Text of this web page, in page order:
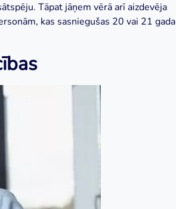
Tāpat jāņem vērā arī aizdevēja
kas sasniegušas 20 vai 21 gada